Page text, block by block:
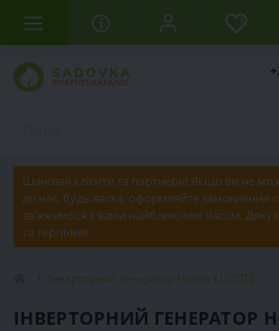
Шановні клієнти та партнери! Якщо ви не
до нас, будь ласка, оформляйте замовлення
зв'яжемося з вами найближчим часом.
та терпіння!
Інверторний генератор Honda EU22ITE
ІНВЕРТОРНИЙ ГЕНЕРАТОР